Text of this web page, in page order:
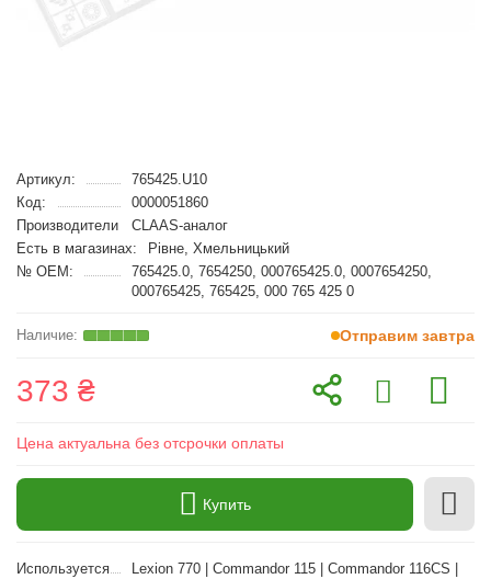
Артикул:
765425.U10
Код:
0000051860
Производители
CLAAS-аналог
Есть в магазинах:
Рівне, Хмельницький
№ OEM:
765425.0, 7654250, 000765425.0, 0007654250,
000765425, 765425, 000 765 425 0
Отправим завтра
373 ₴
Цена актуальна без отсрочки оплаты
Купить
Используется
Lexion 770 | Commandor 115 | Commandor 116CS |